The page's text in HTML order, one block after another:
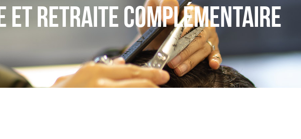
Et Retraite Complémentaire